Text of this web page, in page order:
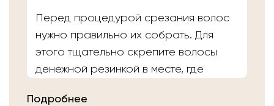
Перед процедурой срезания волос
нужно правильно их собрать. Для
этого тщательно скрепите волосы
денежной резинкой в месте, где
Подробнее